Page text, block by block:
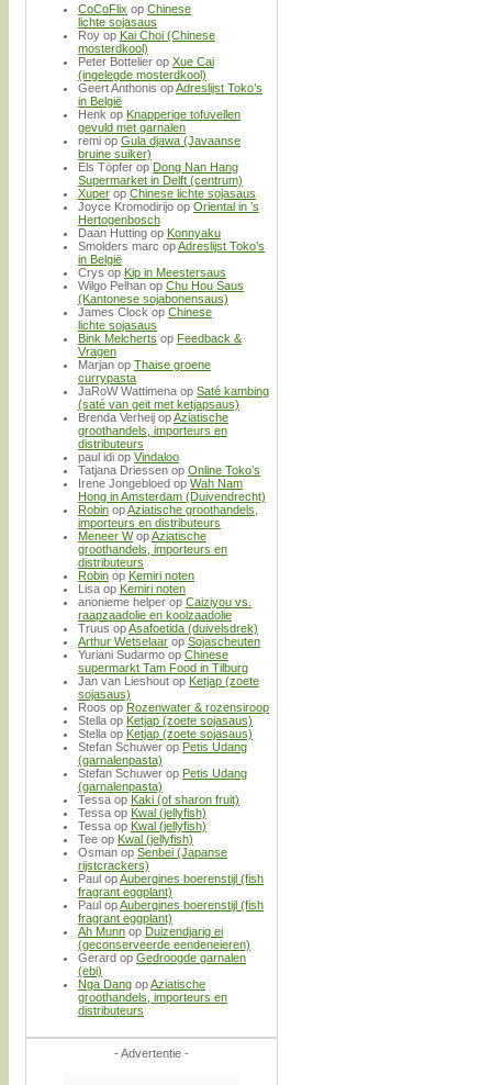
CoCoFlix op Chinese
lichte sojasaus
Roy op Kai Choi (Chinese
mosterdkool)
Peter Bottelier op Xue Cai
(ingelegde mosterdkool)
Geert Anthonis opAdreslijst Toko’s
in België
Henk op Knapperige tofuvellen
gevuld met garnalen
remi op Gula djawa (Javaanse
bruine suiker)
Els Töpfer op Dong Nan Hang
Supermarket in Delft (centrum)
Xuper op Chinese lichte sojasaus
Joyce Kromodirijo op Oriental in ’s
Hertogenbosch
Daan Hutting op Konnyaku
Smolders marc opAdreslijst Toko’s
in België
Crys op Kip in Meestersaus
Wilgo Pelhan op Chu Hou Saus
(Kantonese sojabonensaus)
James Clock op Chinese
lichte sojasaus
Bink Melcherts op Feedback &
Vragen
Marjan op Thaise groene
currypasta
JaRoW Wattimena op Saté kambing
(saté van geit met ketjapsaus)
Brenda Verheij opAziatische
groothandels, importeurs en
distributeurs
paul idi op Vindaloo
Tatjana Driessen op Online Toko’s
Irene Jongebloed op Wah Nam
Hong in Amsterdam (Duivendrecht)
Robin opAziatische groothandels,
importeurs en distributeurs
Meneer WopAziatische
groothandels, importeurs en
distributeurs
Robin op Kemiri noten
Lisa op Kemiri noten
anonieme helper op Caiziyou vs.
raapzaadolie en koolzaadolie
Truus opAsafoetida (duivelsdrek)
Arthur Wetselaar op Sojascheuten
Yuriani Sudarmo op Chinese
supermarkt Tam Food in Tilburg
Jan van Lieshout op Ketjap (zoete
sojasaus)
Roos op Rozenwater & rozensiroop
Stella op Ketjap (zoete sojasaus)
Stella op Ketjap (zoete sojasaus)
Stefan Schuwer op Petis Udang
(garnalenpasta)
Stefan Schuwer op Petis Udang
(garnalenpasta)
Tessa op Kaki (of sharon fruit)
Tessa op Kwal (jellyfish)
Tessa op Kwal (jellyfish)
Tee op Kwal (jellyfish)
Osman op Senbei (Japanse
rijstcrackers)
Paul opAubergines boerenstijl (fish
fragrant eggplant)
Paul opAubergines boerenstijl (fish
fragrant eggplant)
Ah Munn op Duizendjarig ei
(geconserveerde eendeneieren)
Gerard op Gedroogde garnalen
(ebi)
Nga Dang opAziatische
groothandels, importeurs en
distributeurs
- Advertentie -